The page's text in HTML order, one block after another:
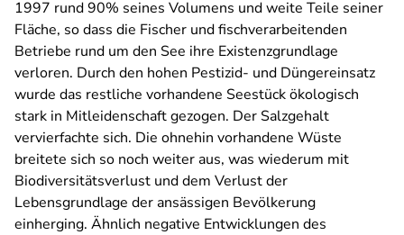
1997 rund 90% seines Volumens und weite Teile seiner
Fläche, so dass die Fischer und fischverarbeitenden
Betriebe rund um den See ihre Existenzgrundlage
verloren. Durch den hohen Pestizid- und Düngereinsatz
wurde das restliche vorhandene Seestück ökologisch
stark in Mitleidenschaft gezogen. Der Salzgehalt
vervierfachte sich. Die ohnehin vorhandene Wüste
breitete sich so noch weiter aus, was wiederum mit
Biodiversitätsverlust und dem Verlust der
Lebensgrundlage der ansässigen Bevölkerung
einherging. Ähnlich negative Entwicklungen des